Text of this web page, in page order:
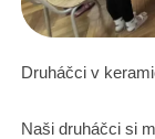
Druháčci v
Naši druháčci si